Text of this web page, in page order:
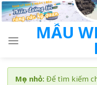
Skip
to
MẪU
Mẹo nhỏ: Để tìm kiếm